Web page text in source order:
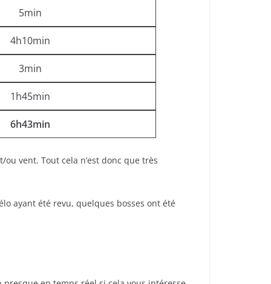
5min
4h10min
3min
1h45min
6h43min
vent. Tout cela n’est donc que très
ayant été revu, quelques bosses ont été